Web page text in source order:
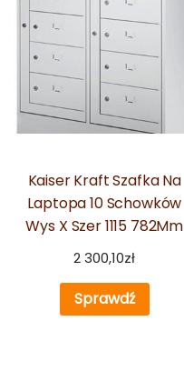
Kaiser Kraft Szafka Na
Laptopa 10 Schowków
Wys X Szer 1115 782Mm
2 300,10zł
Sprawdź